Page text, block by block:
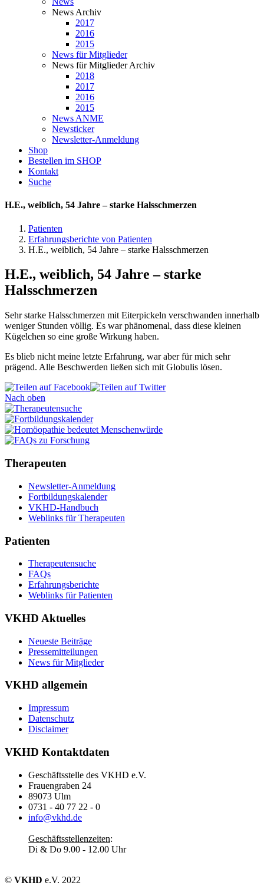
News Archiv
2017
2016
2015
News für Mitglieder
News für Mitglieder Archiv
2018
2017
2016
2015
News ANME
Newsticker
Newsletter-Anmeldung
Shop
Bestellen im SHOP
Kontakt
Suche
H.E., weiblich, 54 Jahre – starke Halsschmerzen
Patienten
Erfahrungsberichte von Patienten
H.E., weiblich, 54 Jahre – starke Halsschmerzen
H.E., weiblich, 54 Jahre – starke
Halsschmerzen
Sehr starke Halsschmerzen mit Eiterpickeln verschwanden innerhalb
weniger Stunden völlig. Es war phänomenal, dass diese kleinen
Kügelchen so eine große Wirkung haben.
Es blieb nicht meine letzte Erfahrung, war aber für mich sehr
prägend. Alle Beschwerden ließen sich mit Globulis lösen.
Nach oben
Therapeuten
Newsletter-Anmeldung
Fortbildungskalender
VKHD-Handbuch
Weblinks für Therapeuten
Patienten
Therapeutensuche
FAQs
Erfahrungsberichte
Weblinks für Patienten
VKHD Aktuelles
Neueste Beiträge
Pressemitteilungen
News für Mitglieder
VKHD allgemein
Impressum
Datenschutz
Disclaimer
VKHD Kontaktdaten
Geschäftsstelle des VKHD e.V.
Frauengraben 24
89073 Ulm
0731 - 40 77 22 - 0
info@vkhd.de
Geschäftsstellenzeiten:
Di & Do 9.00 - 12.00 Uhr
© VKHD e.V. 2022